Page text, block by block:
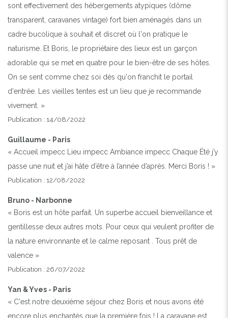
sont effectivement des hébergements atypiques (dôme
transparent, caravanes vintage) fort bien aménagés dans un
cadre bucolique à souhait et discret où l'on pratique le
naturisme. Et Boris, le propriétaire des lieux est un garçon
adorable qui se met en quatre pour le bien-être de ses hôtes.
On se sent comme chez soi dès qu'on franchit le portail
d'entrée. Les vieilles tentes est un lieu que je recommande
vivement. »
Publication : 14/08/2022
Guillaume - Paris
« Accueil impecc Lieu impecc Ambiance impecc Chaque Été j’y
passe une nuit et j’ai hâte d’être à l’année d’après. Merci Boris ! »
Publication : 12/08/2022
Bruno - Narbonne
« Boris est un hôte parfait. Un superbe accueil bienveillance et
gentillesse deux autres mots. Pour ceux qui veulent profiter de
la nature environnante et le calme reposant . Tous prêt de
valence »
Publication : 26/07/2022
Yan & Yves - Paris
« C'est notre deuxième séjour chez Boris et nous avons été
encore plus enchantés que la première fois ! La caravane est